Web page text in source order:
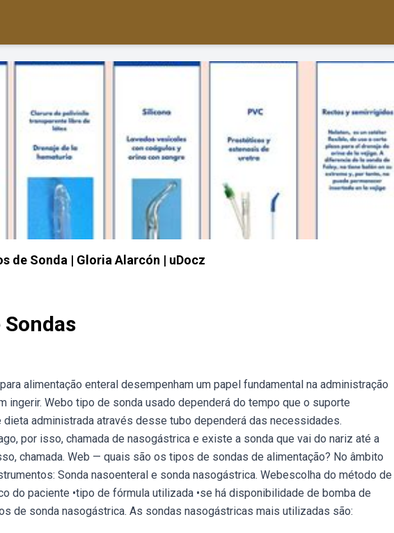
de Sonda | Gloria Alarcón | uDocz
Sondas
alimentação enteral desempenham um papel fundamental na administração
ingerir. Webo tipo de sonda usado dependerá do tempo que o suporte
administrada através desse tubo dependerá das necessidades.
por isso, chamada de nasogástrica e existe a sonda que vai do nariz até a
chamada. Web — quais são os tipos de sondas de alimentação? No âmbito
Sonda nasoenteral e sonda nasogástrica. Webescolha do método de
do paciente •tipo de fórmula utilizada •se há disponibilidade de bomba de
de sonda nasogástrica. As sondas nasogástricas mais utilizadas são: